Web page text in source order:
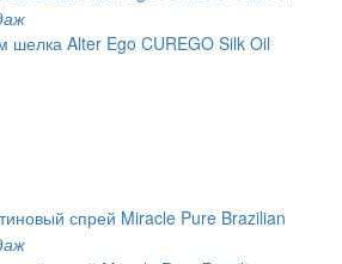
шелка Alter Ego CUREGO Silk Oil